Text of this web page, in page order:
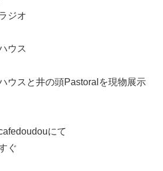
ジオ
ウス
ウスと井の頭Pastoralを現物展示
にて
ぐ